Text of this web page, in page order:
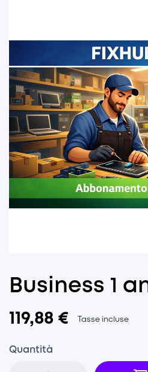
Business 1
119,88 € Tasse incluse
Quantità